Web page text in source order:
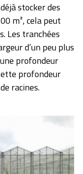
stocker des
m², cela peut
Les tranchées
d’un peu plus
profondeur
profondeur
racines.